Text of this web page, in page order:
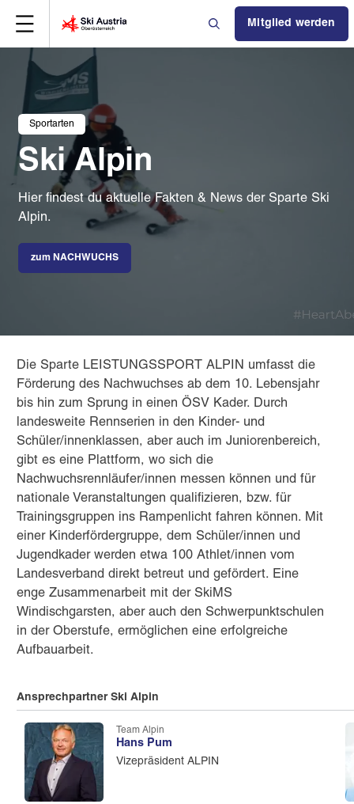
Mitglied werden
Sportarten
Ski Alpin
Hier findest du aktuelle Fakten & News der Sparte Ski
Alpin.
zum NACHWUCHS
Die Sparte LEISTUNGSSPORT ALPIN umfasst die
Förderung des Nachwuchses ab dem 10. Lebensjahr
bis hin zum Sprung in einen ÖSV Kader. Durch
landesweite Rennserien in den Kinder- und
Schüler/innenklassen, aber auch im Juniorenbereich,
gibt es eine Plattform, wo sich die
Nachwuchsrennläufer/innen messen können und für
nationale Veranstaltungen qualifizieren, bzw. für
Trainingsgruppen ins Rampenlicht fahren können. Mit
einer Kinderfördergruppe, dem Schüler/innen und
Jugendkader werden etwa 100 Athlet/innen vom
Landesverband direkt betreut und gefördert. Eine
enge Zusammenarbeit mit der SkiMS
Windischgarsten, aber auch den Schwerpunktschulen
in der Oberstufe, ermöglichen eine erfolgreiche
Aufbauarbeit.
Ansprechpartner Ski Alpin
Team Alpin
Hans Pum
Vizepräsident ALPIN